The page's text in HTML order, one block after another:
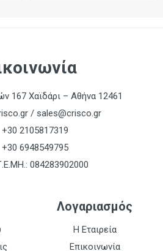
167 Χαϊδάρι – Αθήνα 12461
/ sales@crisco.gr
+30 2105817319
+30 6948549795
084283902000
Λογαριασμός
Η Εταιρεία
Επικοινωνία